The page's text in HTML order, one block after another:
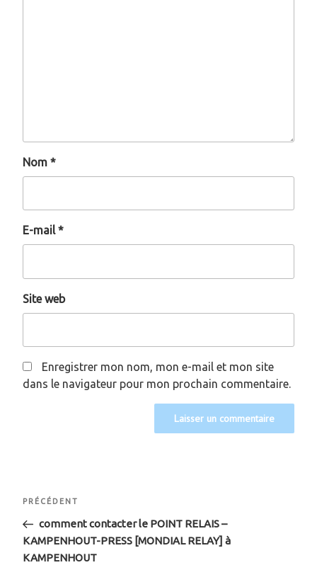
Nom *
E-mail*
Site web
Enregistrer mon nom, mon e-mail et mon site
dans le navigateur pour mon prochain commentaire.
Navigation
de
l’article
Article
précédent
PRÉCÉDENT
comment contacter le POINT RELAIS –
KAMPENHOUT-PRESS [MONDIAL RELAY] à
KAMPENHOUT